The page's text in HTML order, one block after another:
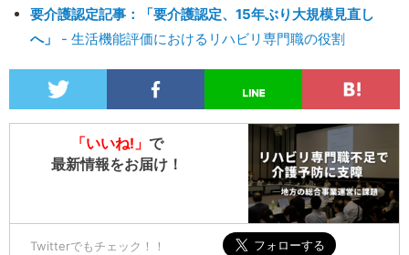
要介護認定記事：「要介護認定、15年ぶり大規模見直し
へ」
- 生活機能評価におけるリハビリ専門職の役割
「いいね!」 で
最新情報をお届け！
Twitterでもチェック！！